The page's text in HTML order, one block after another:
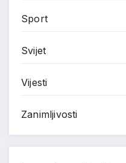
Sport
Svijet
Vijesti
Zanimljivosti